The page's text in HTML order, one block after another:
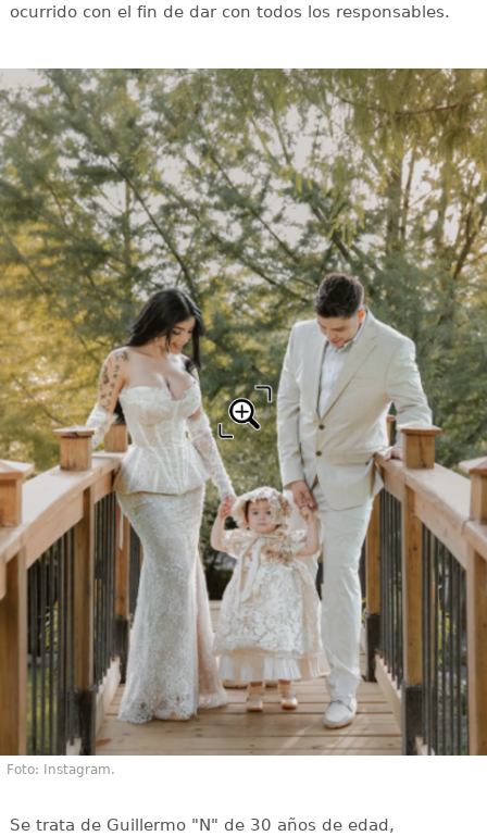
ocurrido con el fin de dar con todos los responsables.
Foto: Instagram.
Se trata de Guillermo "N" de 30 años de edad,